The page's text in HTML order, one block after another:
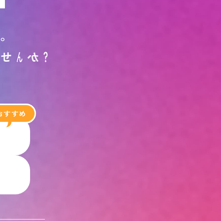
。
せ ん か ？